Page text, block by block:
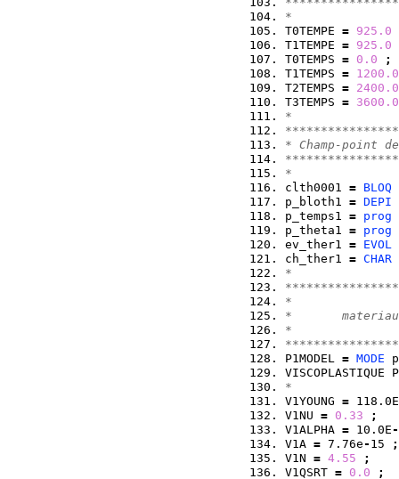
*
T0TEMPE = 925.0
T1TEMPE = 925.0
T0TEMPS = 0.0
;
T1TEMPS = 1200.0
T2TEMPS = 2400.0
T3TEMPS = 3600.0
*
* Champ-point
*
clth0001 = BLOQ
p_bloth1 = DEPI
p_temps1 = prog
p_theta1 = prog
ev_ther1 = EVOL
ch_ther1 = CHAR
*
*
*
*
P1MODEL = MODE
VISCOPLASTIQUE
*
V1YOUNG = 118.0E
V1NU = 0.33
;
V1ALPHA = 10.0E-
V1A = 7.76e- 15
;
V1N = 4.55
;
V1QSRT = 0.0
;